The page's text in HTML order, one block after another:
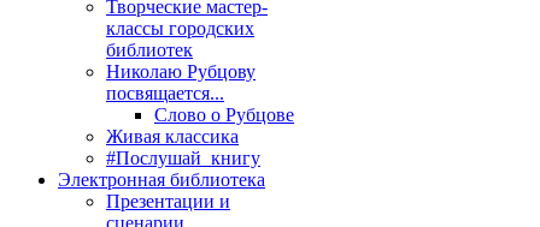
Творческие мастер-
классы городских
библиотек
Николаю Рубцову
посвящается...
Слово о Рубцове
Живая классика
#Послушай_книгу
Электронная библиотека
Презентации и
сценарии